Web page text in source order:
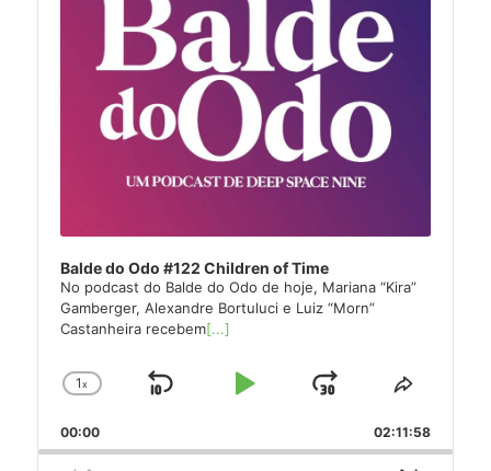
Balde do Odo #122 Children of Time
No podcast do Balde do Odo de hoje, Mariana “Kira”
Gamberger, Alexandre Bortuluci e Luiz “Morn”
Castanheira recebem[...]
Change
Rate
1x
Skip
Play
Jump
Forward
Share
Episode
00:00 02:11:58